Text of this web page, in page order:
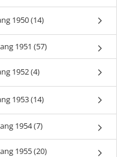
1950 (14)
1951 (57)
1952 (4)
1953 (14)
1954 (7)
1955 (20)